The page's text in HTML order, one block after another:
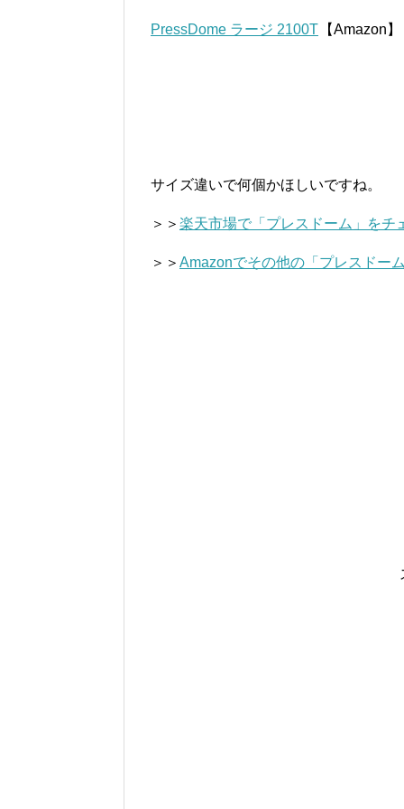
PressDome ラージ 2100T 【Amazon】
サイズ違いで何個かほしいですね。
＞＞ 楽天市場で「プレスドーム」をチ
＞＞ Amazonでその他の「プレスドー